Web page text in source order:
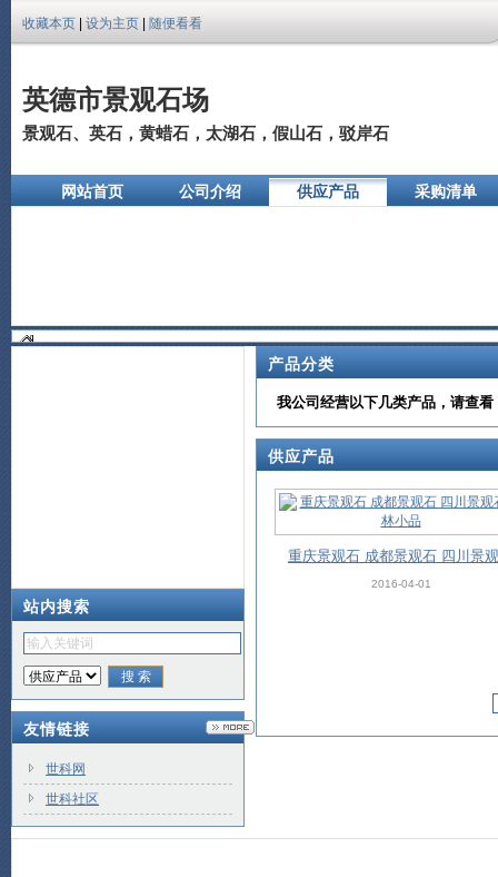
收藏本页 设为主页 随便看看
英德市景观石场
景观石、英石，黄蜡石，太湖石，假山石，驳岸石
网站首页 公司介绍 供应产品
采购清单
站内搜索
友情链接
世科网
世科社区
产品分类
我公司经营以下几类产品，请查看
供应产品
重庆景观石 成都景观石 四川景
园林小品
2016-04-01